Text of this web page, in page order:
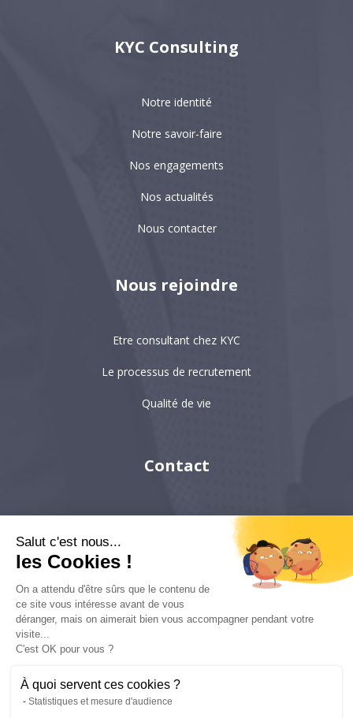
KYC Consulting
Notre identité
Notre savoir-faire
Nos engagements
Nos actualités
Nous contacter
Nous rejoindre
Etre consultant chez KYC
Le processus de recrutement
Qualité de vie
Contact
Singapour
6 villa Émile Bergerat
Salut c'est nous...
les Cookies !
On a attendu d'être sûrs que le contenu de
ce site vous intéresse avant de vous
déranger, mais on aimerait bien vous accompagner pendant votre
visite...
C'est OK pour vous ?
À quoi servent ces cookies ?
Statistiques et mesure d'audience